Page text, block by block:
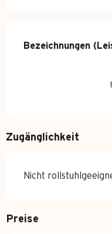
Bezeichnungen
Bezeichnungen
Zugänglichkeit
Nicht
Preise